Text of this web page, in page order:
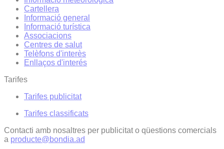
Cartellera
Informació general
Informació turística
Associacions
Centres de salut
Telèfons d'interès
Enllaços d'interés
Tarifes
Tarifes publicitat
Tarifes classificats
Contacti amb nosaltres per publicitat o qüestions comercials
a producte@bondia.ad